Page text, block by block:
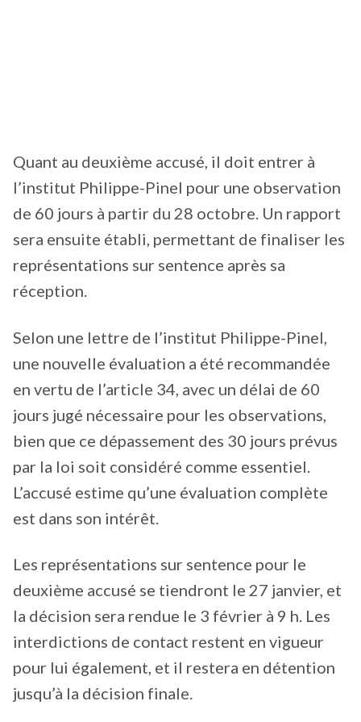
Quant au deuxième accusé, il doit entrer à
l’institut Philippe-Pinel pour une observation
de 60 jours à partir du 28 octobre. Un rapport
sera ensuite établi, permettant de finaliser les
représentations sur sentence après sa
réception.
Selon une lettre de l’institut Philippe-Pinel,
une nouvelle évaluation a été recommandée
en vertu de l’article 34, avec un délai de 60
jours jugé nécessaire pour les observations,
bien que ce dépassement des 30 jours prévus
par la loi soit considéré comme essentiel.
L’accusé estime qu’une évaluation complète
est dans son intérêt.
Les représentations sur sentence pour le
deuxième accusé se tiendront le 27 janvier, et
la décision sera rendue le 3 février à 9 h. Les
interdictions de contact restent en vigueur
pour lui également, et il restera en détention
jusqu’à la décision finale.